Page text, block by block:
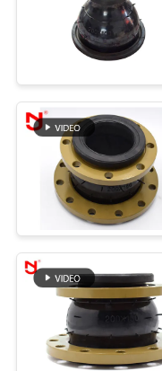
MAPPA
SITO
POLITICA
SULLA
PRIVACY
Tubo